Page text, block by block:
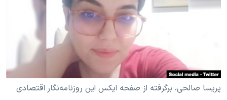
فرهنگ و زندگی
علم و فناوری
اسرائیل در جنگ
مستندها
انتخابات ریاست جمهوری آمریکا ۲۰۲۴
حمله جمهوری اسلامی به اسرائیل
رمز مهسا
ورزش زنان در ایران
دنبال کنید
زبانهای مختلف
پریسا صالحی، برگرفته از صفحه ایکس این روزنامه‌نگار اقتصادی